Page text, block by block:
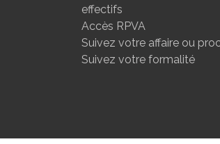
effectifs
Accès RPVA
Suivez votre affaire ou
Suivez votre formalité